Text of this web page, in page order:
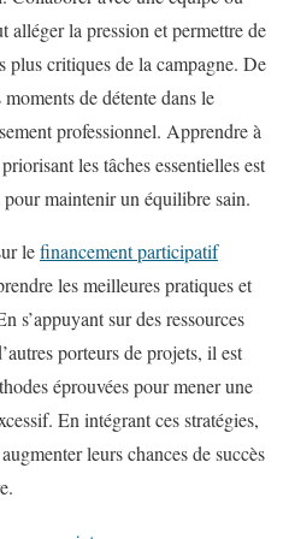
alléger la pression et permettre de
plus critiques de la campagne. De
de détente dans le
professionnel. Apprendre à
les tâches essentielles est
maintenir un équilibre sain.
lefinancement participatif
les meilleures pratiques et
s’appuyant sur des ressources
porteurs de projets, il est
éprouvées pour mener une
En intégrant ces stratégies,
leurs chances de succès